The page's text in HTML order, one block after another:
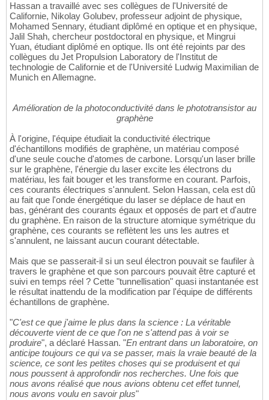
Hassan a travaillé avec ses collègues de l'Université de
Californie, Nikolay Golubev, professeur adjoint de physique,
Mohamed Sennary, étudiant diplômé en optique et en physique,
Jalil Shah, chercheur postdoctoral en physique, et Mingrui
Yuan, étudiant diplômé en optique. Ils ont été rejoints par des
collègues du Jet Propulsion Laboratory de l'Institut de
technologie de Californie et de l'Université Ludwig Maximilian de
Munich en Allemagne.
Amélioration de la photoconductivité dans le phototransistor au
graphène
À l'origine, l'équipe étudiait la conductivité électrique
d'échantillons modifiés de graphène, un matériau composé
d'une seule couche d'atomes de carbone. Lorsqu'un laser brille
sur le graphène, l'énergie du laser excite les électrons du
matériau, les fait bouger et les transforme en courant. Parfois,
ces courants électriques s'annulent. Selon Hassan, cela est dû
au fait que l'onde énergétique du laser se déplace de haut en
bas, générant des courants égaux et opposés de part et d'autre
du graphène. En raison de la structure atomique symétrique du
graphène, ces courants se reflètent les uns les autres et
s'annulent, ne laissant aucun courant détectable.
Mais que se passerait-il si un seul électron pouvait se faufiler à
travers le graphène et que son parcours pouvait être capturé et
suivi en temps réel ? Cette "tunnellisation" quasi instantanée est
le résultat inattendu de la modification par l'équipe de différents
échantillons de graphène.
"C'est ce que j'aime le plus dans la science : La véritable
découverte vient de ce que l'on ne s'attend pas à voir se
produire", a déclaré Hassan. "En entrant dans un laboratoire, on
anticipe toujours ce qui va se passer, mais la vraie beauté de la
science, ce sont les petites choses qui se produisent et qui
nous poussent à approfondir nos recherches. Une fois que
nous avons réalisé que nous avions obtenu cet effet tunnel,
nous avons voulu en savoir plus"